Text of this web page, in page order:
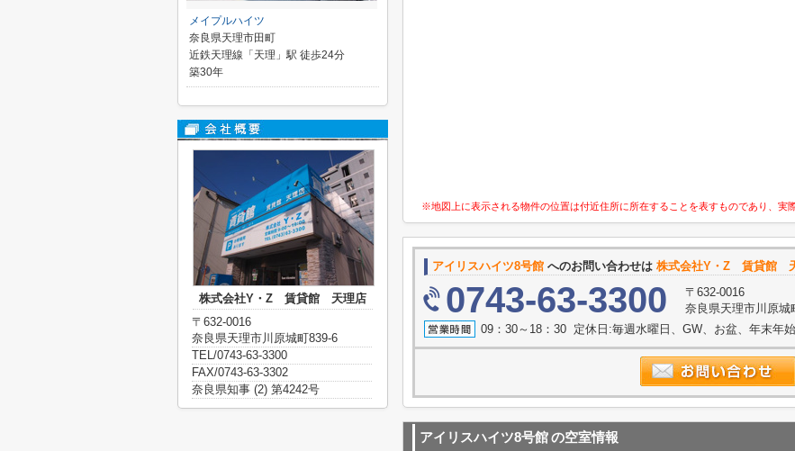
※地図上に表示される物件の位置は付近住所に所在することを表すものであり、実
アイリスハイツ8号館 へのお問い合わせは 株式会社Y・Z 賃貸館
0743-63-3300
〒632-0016
奈良県天理市川原城
09：30～18：30 定休日:毎週水曜日、GW、お盆、年末年始
アイリスハイツ8号館の空室情報
メイプルハイツ
奈良県天理市田町
近鉄天理線「天理」駅 徒歩24分
築30年
株式会社Y・Z 賃貸館 天理店
〒632-0016
奈良県天理市川原城町839-6
TEL/0743-63-3300
FAX/0743-63-3302
奈良県知事 (2) 第4242号